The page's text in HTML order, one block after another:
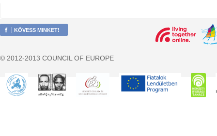
KÖVESS MINKET!
© 2012-2013 COUNCIL OF EUROPE